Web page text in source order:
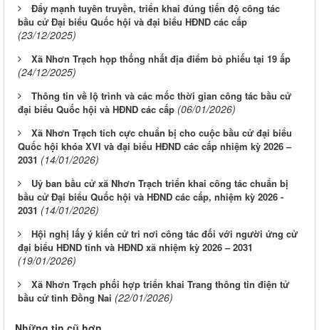
Đẩy mạnh tuyên truyền, triển khai đúng tiến độ công tác
bầu cử Đại biểu Quốc hội và đại biểu HĐND các cấp
(23/12/2025)
Xã Nhơn Trạch họp thống nhất địa điểm bỏ phiếu tại 19 ấp
(24/12/2025)
Thông tin về lộ trình và các mốc thời gian công tác bầu cử
đại biểu Quốc hội và HĐND các cấp (06/01/2026)
Xã Nhơn Trạch tích cực chuẩn bị cho cuộc bầu cử đại biểu
Quốc hội khóa XVI và đại biểu HĐND các cấp nhiệm kỳ 2026 –
2031 (14/01/2026)
Uỷ ban bầu cử xã Nhơn Trạch triển khai công tác chuẩn bị
bầu cử Đại biểu Quốc hội và HĐND các cấp, nhiệm kỳ 2026 -
2031 (14/01/2026)
Hội nghị lấy ý kiến cử tri nơi công tác đối với người ứng cử
đại biểu HĐND tỉnh và HĐND xã nhiệm kỳ 2026 – 2031
(19/01/2026)
Xã Nhơn Trạch phối hợp triển khai Trang thông tin điện tử
bầu cử tỉnh Đồng Nai (22/01/2026)